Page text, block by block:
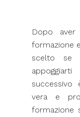
Dopo
formazione
scelto se
successivo
vera e
formazione